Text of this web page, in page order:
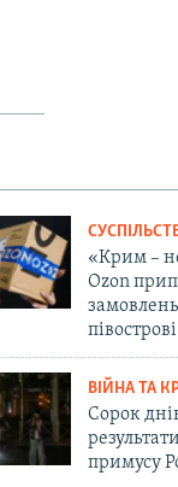
«Крим –
Ozon
півострові
ВІЙНА ТА
Сорок
примусу